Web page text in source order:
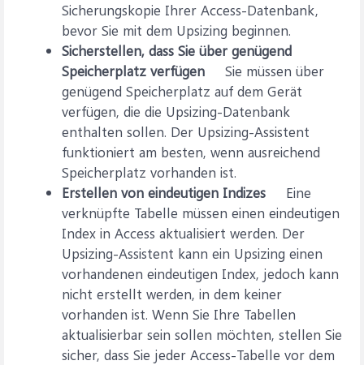
Sicherungskopie Ihrer Access-Datenbank,
bevor Sie mit dem Upsizing beginnen.
Sicherstellen, dass Sie über genügend
Speicherplatz verfügen Sie müssen über
genügend Speicherplatz auf dem Gerät
verfügen, die die Upsizing-Datenbank
enthalten sollen. Der Upsizing-Assistent
funktioniert am besten, wenn ausreichend
Speicherplatz vorhanden ist.
Erstellen von eindeutigen Indizes Eine
verknüpfte Tabelle müssen einen eindeutigen
Index in Access aktualisiert werden. Der
Upsizing-Assistent kann ein Upsizing einen
vorhandenen eindeutigen Index, jedoch kann
nicht erstellt werden, in dem keiner
vorhanden ist. Wenn Sie Ihre Tabellen
aktualisierbar sein sollen möchten, stellen Sie
sicher, dass Sie jeder Access-Tabelle vor dem